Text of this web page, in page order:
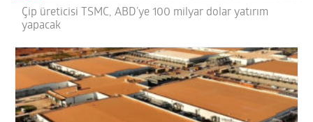
Çip üreticisi TSMC, ABD’ye 100 milyar dolar yatırım
yapacak